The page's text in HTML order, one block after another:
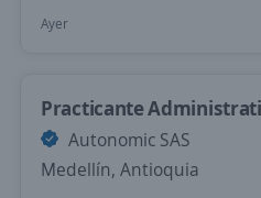
Ayer
Practicante
Autonomic SAS
Medellín, Antioquia